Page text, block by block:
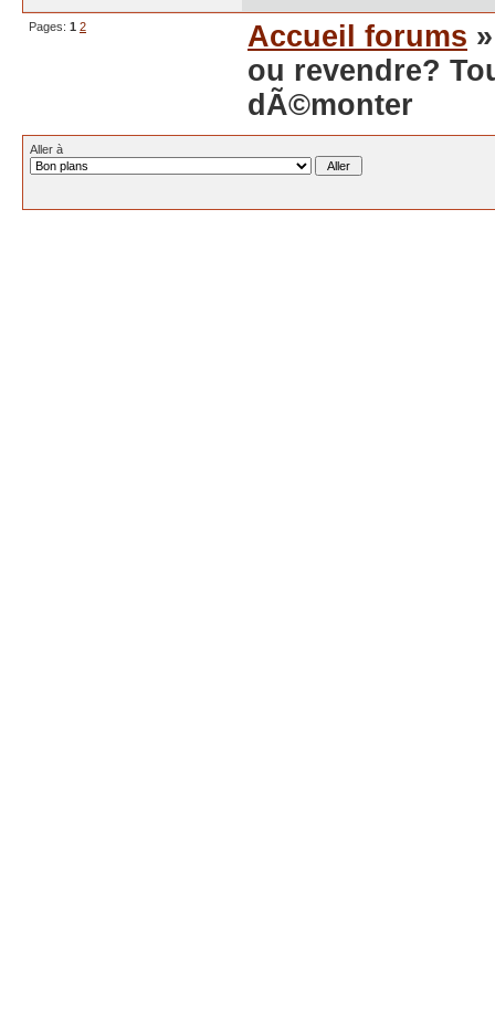
Pages: 1 2 Accueil forums
ou revendre?
dÃ©monter
Aller à